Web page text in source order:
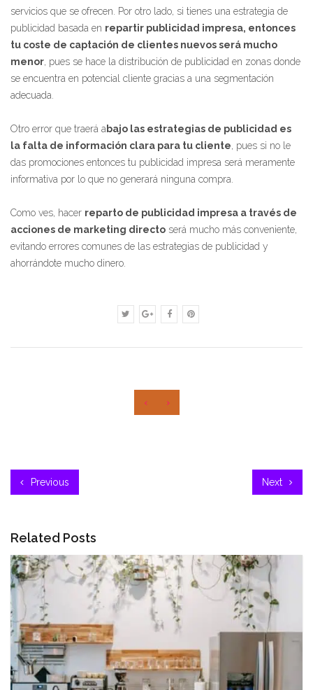
servicios que se ofrecen. Por otro lado, si tienes una estrategia de
publicidad basada en repartir publicidad impresa, entonces
tu coste de captación de clientes nuevos será mucho
menor , pues se hace la distribución de publicidad en zonas donde
se encuentra en potencial cliente gracias a una segmentación
adecuada.
Otro error que traerá a bajo las estrategias de publicidad es
la falta de información clara para tu cliente , pues si no le
das promociones entonces tu publicidad impresa será meramente
informativa por lo que no generará ninguna compra.
Como ves, hacer reparto de publicidad impresa a través de
acciones de marketing directo será mucho más conveniente,
evitando errores comunes de las estrategias de publicidad y
ahorrándote mucho dinero.
‹ ›
Previous Next
Related Posts